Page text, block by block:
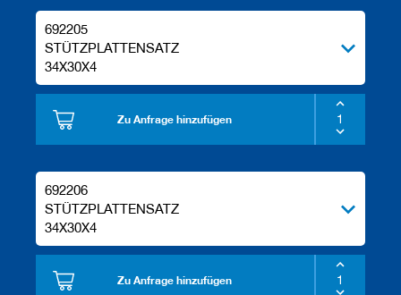
692205
STÜTZPLATTENSATZ
34X30X4
Zu Anfrage hinzufügen
692206
STÜTZPLATTENSATZ
34X30X4
Zu Anfrage hinzufügen